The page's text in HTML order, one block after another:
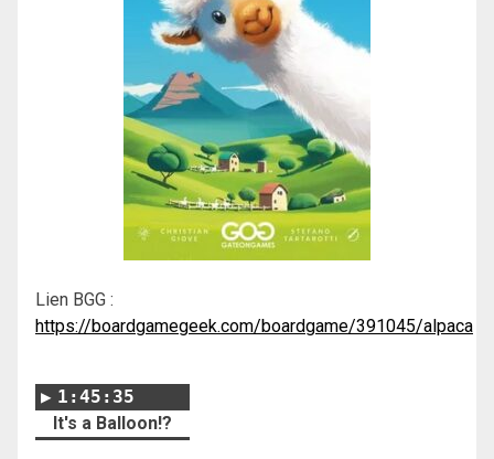
Lien BGG :
https://boardgamegeek.com/boardgame/391045/alpaca
1:45:35
It's a Balloon!?